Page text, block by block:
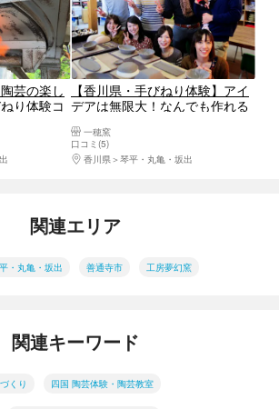
芸の楽し
り体験コ
【香川県・手びねり体験】アイ
デアは無限大！なんでも作れる
一穂窯
口コミ(5)
香川県
琴平・丸亀・坂出
関連エリア
・丸亀・坂出 善通寺市 工房夢幻窯
関連キーワード
くり 四国 陶芸体験・陶芸教室